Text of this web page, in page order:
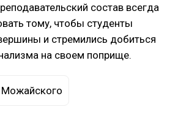
состав всегда
тому, чтобы студенты
и стремились добиться
на своем поприще.